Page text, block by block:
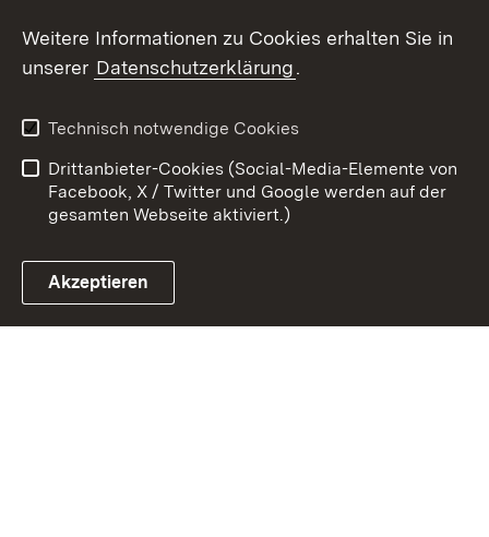
Link zum Landesportal
Kontakt
Datenschutz
Barrierefreiheit
Impressum Cookies
Weitere Informationen zu Cookies erhalten Sie in
unserer Datenschutzerklärung.
Technisch notwendige Cookies
Drittanbieter-Cookies (Social-Media-Elemente von
Facebook, X / Twitter und Google werden auf der
gesamten Webseite aktiviert.)
Akzeptieren